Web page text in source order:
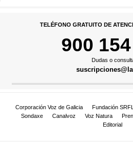
TELÉFONO GRATUITO DE
900
Dudas o
Corporación Voz de Galicia Fundación
Sondaxe
Canalvoz Voz Natura
Editorial